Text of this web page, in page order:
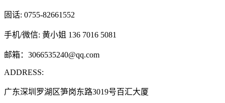
固话: 0755-82661552
手机/微信: 黄小姐 136 7016 5081
邮箱：3066535240@qq.com
ADDRESS:
广东深圳罗湖区笋岗东路3019号百汇大厦